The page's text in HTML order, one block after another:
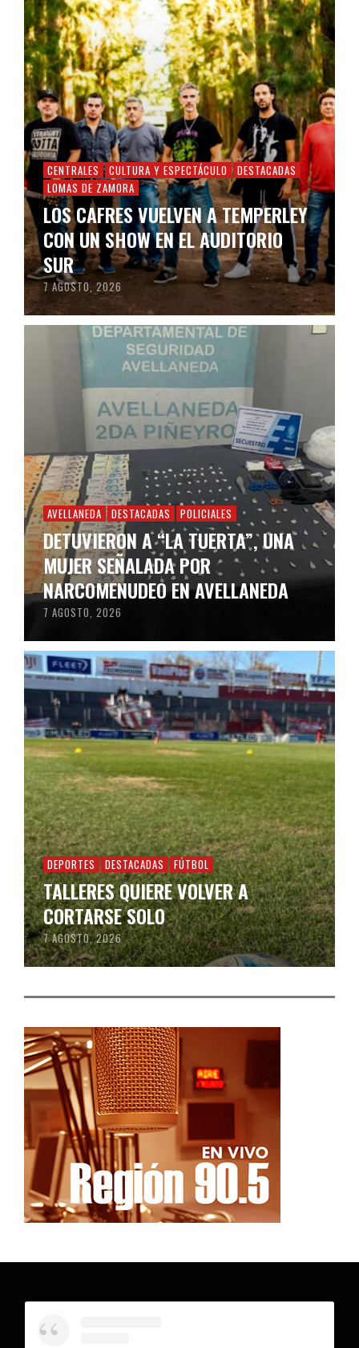
CENTRALES CULTURA Y ESPECTÁCULO
DESTACADAS
LOMAS DE ZAMORA
LOS CAFRES VUELVEN A TEMPERLEY
CON UN SHOW EN EL AUDITORIO
SUR
7 AGOSTO, 2026
AVELLANEDA DESTACADAS POLICIALES
DETUVIERON A “LA TUERTA”, UNA
MUJER SEÑALADA POR
NARCOMENUDEO EN AVELLANEDA
7 AGOSTO, 2026
DEPORTES DESTACADAS FÚTBOL
TALLERES QUIERE VOLVER A
CORTARSE SOLO
7 AGOSTO, 2026